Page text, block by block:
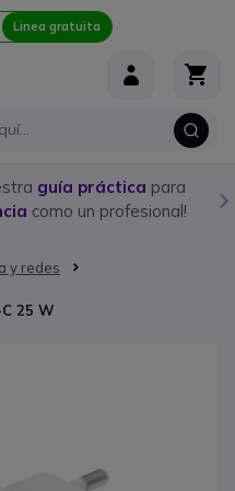
Linea gratuita
guía práctica para
como un profesional!
y redes
25 W